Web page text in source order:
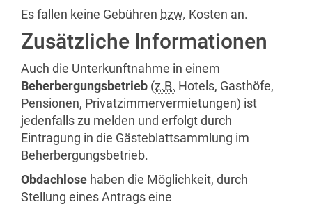
Es fallen keine Gebühren bzw. Kosten an.
Zusätzliche Informationen
Auch die Unterkunftnahme in einem
Beherbergungsbetrieb (z.B. Hotels, Gasthöfe,
Pensionen, Privatzimmervermietungen) ist
jedenfalls zu melden und erfolgt durch
Eintragung in die Gästeblattsammlung im
Beherbergungsbetrieb.
Obdachlose haben die Möglichkeit, durch
Stellung eines Antrags eine